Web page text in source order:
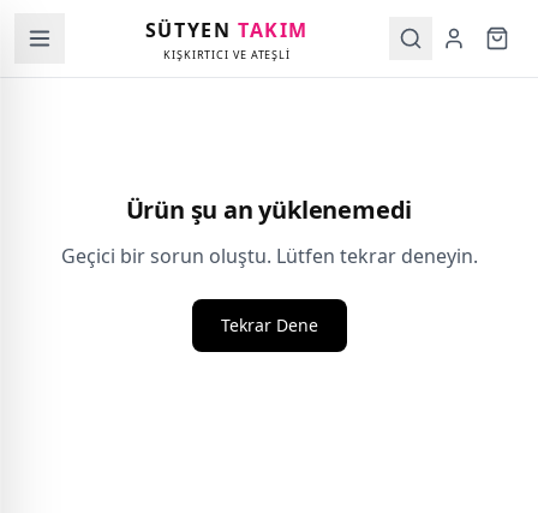
SÜTYENTAKIM
KIŞKIRTICI VE ATEŞLİ
Ürün şu an yüklenemedi
Geçici bir sorun oluştu. Lütfen tekrar deneyin.
Tekrar Dene